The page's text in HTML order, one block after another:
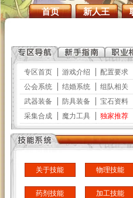
首页 新人王
关于技能 物理技能
药剂技能 加工技能